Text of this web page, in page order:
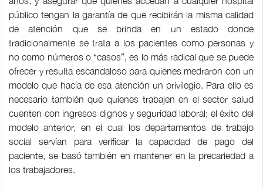
público tengan la garantía de que recibirán la misma calidad
de atención que se brinda en un estado donde
tradicionalmente se trata a los pacientes como personas y
no como números o “casos”, es lo más radical que se puede
ofrecer y resulta escandaloso para quienes medraron con un
modelo que hacía de esa atención un privilegio. Para ello es
necesario también que quienes trabajen en el sector salud
cuenten con ingresos dignos y seguridad laboral; el éxito del
modelo anterior, en el cual los departamentos de trabajo
social servían para verificar la capacidad de pago del
paciente, se basó también en mantener en la precariedad a
los trabajadores.